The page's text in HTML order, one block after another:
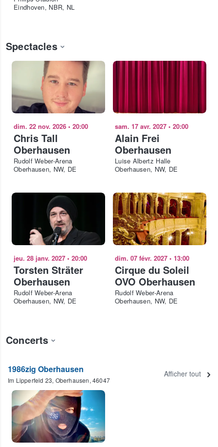
Eindhoven, NBR, NL
Spectacles
dim. 22 nov. 2026 • 20:00
Chris Tall
Oberhausen
Rudolf Weber-Arena
Oberhausen, NW, DE
sam. 17 avr. 2027 • 20:00
Alain Frei
Oberhausen
Luise Albertz Halle
Oberhausen, NW, DE
jeu. 28 janv. 2027 • 20:00
Torsten Sträter
Oberhausen
Rudolf Weber-Arena
Oberhausen, NW, DE
dim. 07 févr. 2027 • 13:00
Cirque du Soleil
OVO Oberhausen
Rudolf Weber-Arena
Oberhausen, NW, DE
Concerts
1986zig Oberhausen
Im Lipperfeld 23, Oberhausen, 46047
Afficher tout